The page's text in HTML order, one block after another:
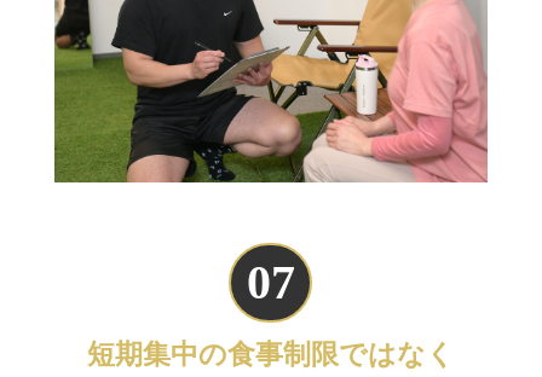
07
短期集中の食事制限ではなく